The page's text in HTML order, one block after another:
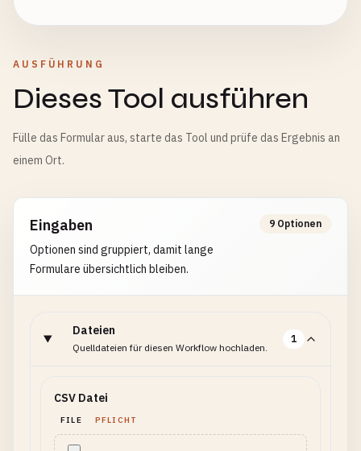
AUSFÜHRUNG
Dieses Tool ausführen
Fülle das Formular aus, starte das Tool und prüfe das Ergebnis an
einem Ort.
Eingaben
Optionen sind gruppiert, damit lange
Formulare übersichtlich bleiben.
9 Optionen
Dateien
Quelldateien für diesen Workflow hochladen.
1
CSV Datei
FILE PFLICHT